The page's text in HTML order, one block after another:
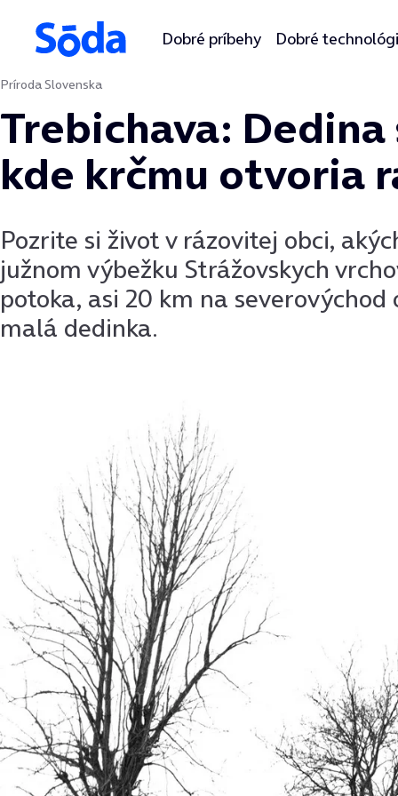
Preskočiť na obsah
Dobré príbehy Dobré
Príroda Slovenska
Trebichava:
kde krčmu otvoria
Pozrite si život v rázovitej obci,
južnom výbežku Strážovskych
potoka, asi 20 km na
malá dedinka.